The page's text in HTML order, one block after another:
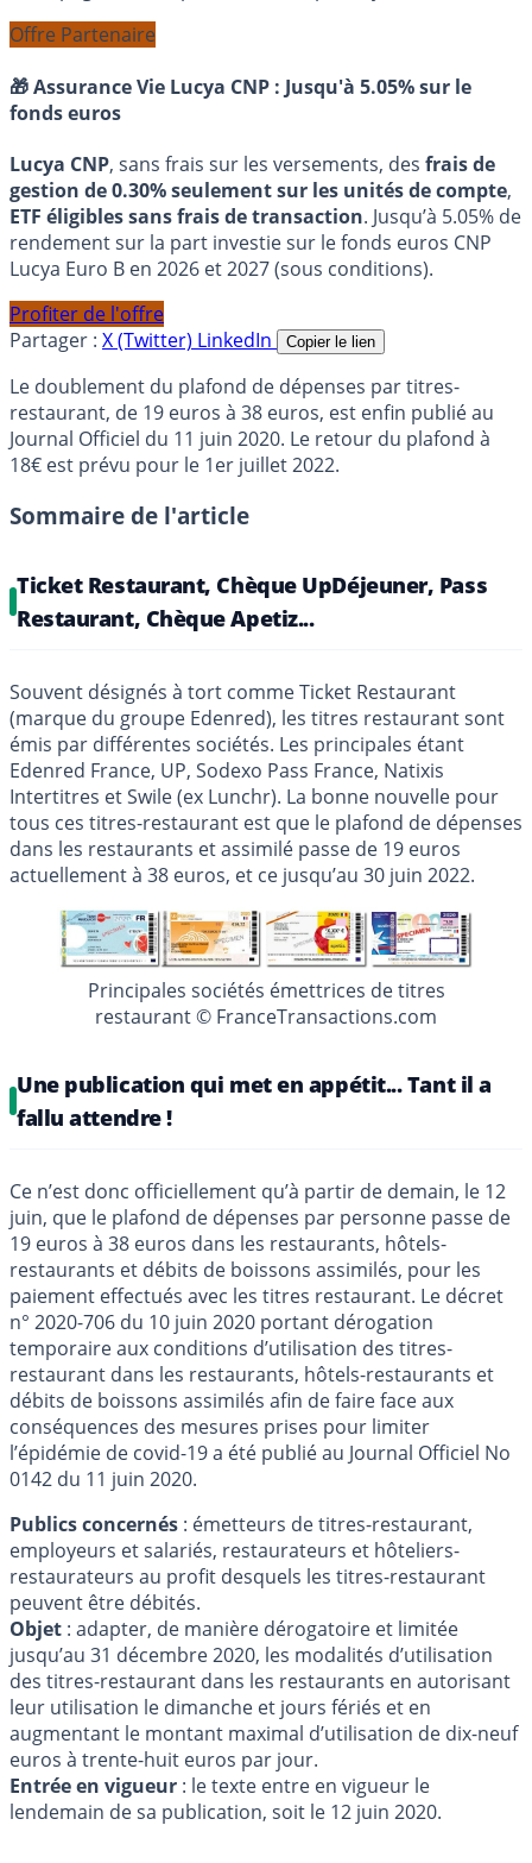
Offre Partenaire
🎁 Assurance Vie Lucya CNP : Jusqu'à 5.05% sur le
fonds euros
Lucya CNP, sans frais sur les versements, des frais de
gestion de 0.30% seulement sur les unités de compte,
ETF éligibles sans frais de transaction. Jusqu’à 5.05% de
rendement sur la part investie sur le fonds euros CNP
Lucya Euro B en 2026 et 2027 (sous conditions).
Profiter de l'offre
Partager : X (Twitter) LinkedIn Copier le lien
Le doublement du plafond de dépenses par titres-
restaurant, de 19 euros à 38 euros, est enfin publié au
Journal Officiel du 11 juin 2020. Le retour du plafond à
18€ est prévu pour le 1er juillet 2022.
Sommaire de l'article
Ticket Restaurant, Chèque UpDéjeuner, Pass
Restaurant, Chèque Apetiz...
Souvent désignés à tort comme Ticket Restaurant
(marque du groupe Edenred), les titres restaurant sont
émis par différentes sociétés. Les principales étant
Edenred France, UP, Sodexo Pass France, Natixis
Intertitres et Swile (ex Lunchr). La bonne nouvelle pour
tous ces titres-restaurant est que le plafond de dépenses
dans les restaurants et assimilé passe de 19 euros
actuellement à 38 euros, et ce jusqu’au 30 juin 2022.
Principales sociétés émettrices de titres
restaurant © FranceTransactions.com
Une publication qui met en appétit... Tant il a
fallu attendre !
Ce n’est donc officiellement qu’à partir de demain, le 12
juin, que le plafond de dépenses par personne passe de
19 euros à 38 euros dans les restaurants, hôtels-
restaurants et débits de boissons assimilés, pour les
paiement effectués avec les titres restaurant. Le décret
n° 2020-706 du 10 juin 2020 portant dérogation
temporaire aux conditions d’utilisation des titres-
restaurant dans les restaurants, hôtels-restaurants et
débits de boissons assimilés afin de faire face aux
conséquences des mesures prises pour limiter
l’épidémie de covid-19 a été publié au Journal Officiel No
0142 du 11 juin 2020.
Publics concernés : émetteurs de titres-restaurant,
employeurs et salariés, restaurateurs et hôteliers-
restaurateurs au profit desquels les titres-restaurant
peuvent être débités.
Objet : adapter, de manière dérogatoire et limitée
jusqu’au 31 décembre 2020, les modalités d’utilisation
des titres-restaurant dans les restaurants en autorisant
leur utilisation le dimanche et jours fériés et en
augmentant le montant maximal d’utilisation de dix-neuf
euros à trente-huit euros par jour.
Entrée en vigueur : le texte entre en vigueur le
lendemain de sa publication, soit le 12 juin 2020.